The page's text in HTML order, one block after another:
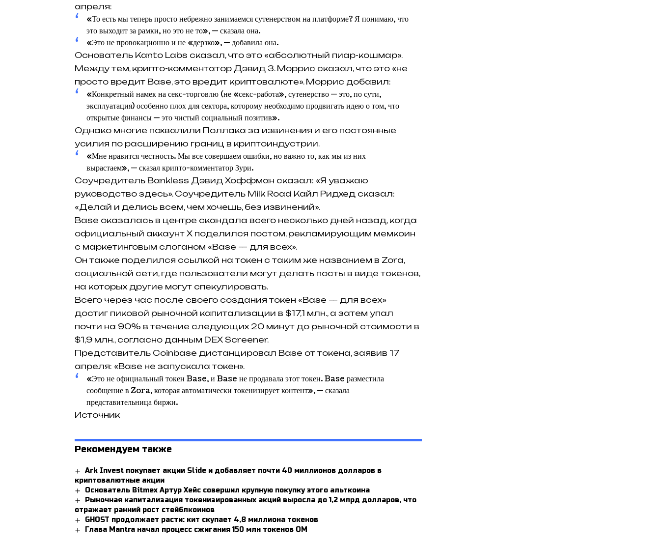
апреля:
«То есть мы теперь просто небрежно занимаемся сутенерством на платформе? Я понимаю, что
это выходит за рамки, но это не то», — сказала она.
«Это не провокационно и не «дерзко», — добавила она.
Основатель Kanto Labs сказал, что это «абсолютный пиар-кошмар».
Между тем, крипто-комментатор Дэвид З. Моррис сказал, что это «не
просто вредит Base, это вредит криптовалюте». Моррис добавил:
«Конкретный намек на секс-торговлю (не «секс-работа», сутенерство — это, по сути,
эксплуатация) особенно плох для сектора, которому необходимо продвигать идею о том, что
открытые финансы — это чистый социальный позитив».
Однако многие похвалили Поллака за извинения и его постоянные
усилия по расширению границ в криптоиндустрии.
«Мне нравится честность. Мы все совершаем ошибки, но важно то, как мы из них
вырастаем», — сказал крипто-комментатор Зури.
Соучредитель Bankless Дэвид Хоффман сказал: «Я уважаю
руководство здесь». Соучредитель Milk Road Кайл Ридхед сказал:
«Делай и делись всем, чем хочешь, без извинений».
Base оказалась в центре скандала всего несколько дней назад, когда
официальный аккаунт X поделился постом, рекламирующим мемкоин
с маркетинговым слоганом «Base — для всех».
Он также поделился ссылкой на токен с таким же названием в Zora,
социальной сети, где пользователи могут делать посты в виде токенов,
на которых другие могут спекулировать.
Всего через час после своего создания токен «Base — для всех»
достиг пиковой рыночной капитализации в $17,1 млн., а затем упал
почти на 90% в течение следующих 20 минут до рыночной стоимости в
$1,9 млн., согласно данным DEX Screener.
Представитель Coinbase дистанцировал Base от токена, заявив 17
апреля: «Base не запускала токен».
«Это не официальный токен Base, и Base не продавала этот токен. Base разместила
сообщение в Zora, которая автоматически токенизирует контент», — сказала
представительница биржи.
Источник
Рекомендуем также
Ark Invest покупает акции Slide и добавляет почти 40 миллионов долларов в
криптовалютные акции
Основатель Bitmex Артур Хейс совершил крупную покупку этого альткоина
Рыночная капитализация токенизированных акций выросла до 1,2 млрд долларов, что
отражает ранний рост стейблкоинов
GHOST продолжает расти: кит скупает 4,8 миллиона токенов
Глава Mantra начал процесс сжигания 150 млн токенов OM